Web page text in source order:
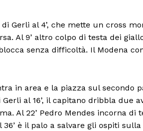
Gerli al 4’, che mette un cross
Al 9’ altro colpo di testa dei
senza difficoltà. Il Modena
in area e la piazza sul secondo
al 16’, il capitano dribbla due
Al 22’ Pedro Mendes incorna di
è il palo a salvare gli ospiti